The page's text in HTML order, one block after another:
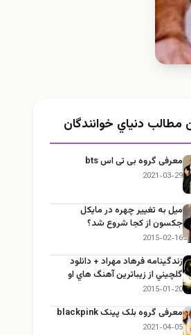
مطالب دنياي خوانندگان
معرفی گروه بی تی اس bts
2021-03-29
ميل به تغيير چهره در مایکل
جکسون از كجا شروع شد؟
2015-02-16
زندگينامه فرهاد مهراد + دانلود
گلچيني از زيباترين آهنگ هاي او
2015-01-20
معرفی گروه بلک پینک blackpink
2021-04-05